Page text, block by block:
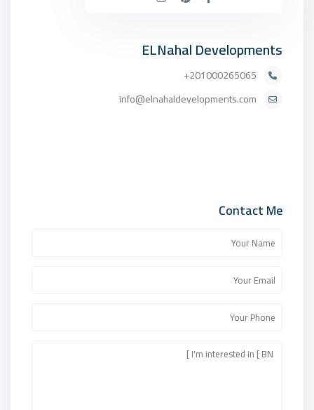
ELNahal Developments
201000265065+
info@elnahaldevelopments.com
Contact Me